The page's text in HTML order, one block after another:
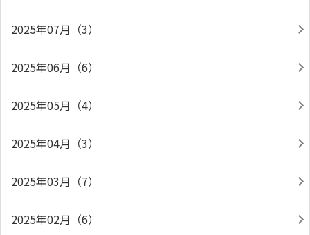
2025年07月（3）
2025年06月（6）
2025年05月（4）
2025年04月（3）
2025年03月（7）
2025年02月（6）